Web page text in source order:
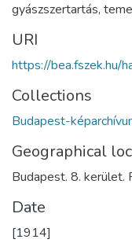
gyászszertartás,
URI
https://
Collections
Budapest-
Geographical
Budapest. 8. kerület.
Date
[1914]